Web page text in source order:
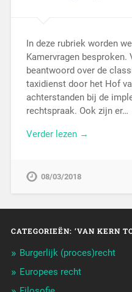
In deze rubriek worden
Kamervragen besproken.
beantwoord over de
taxidienst door het Hof
achterstanden bij de
rechtspraak. Ook zijn er…
Verder lezen →
08/03/2018
CATEGORIEËN: ‘VAN KERN
Burgerlijk (proces)recht
Europees recht